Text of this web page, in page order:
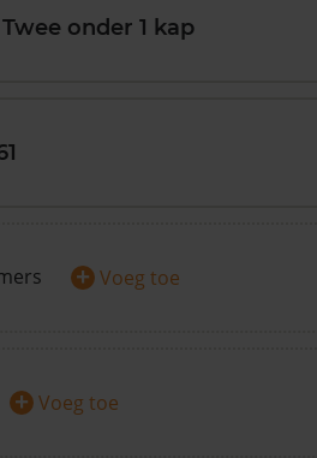
Twee onder 1 kap
+ Voeg toe
+ Voeg toe